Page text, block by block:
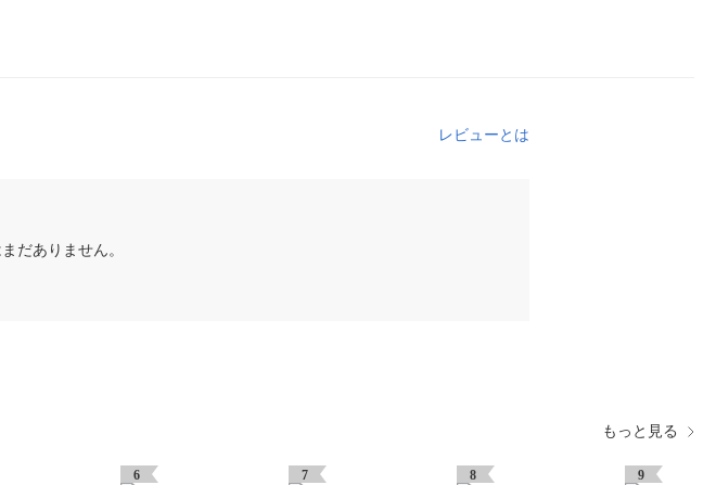
レビューとは
だありません。
もっと見る
6 7 8 9